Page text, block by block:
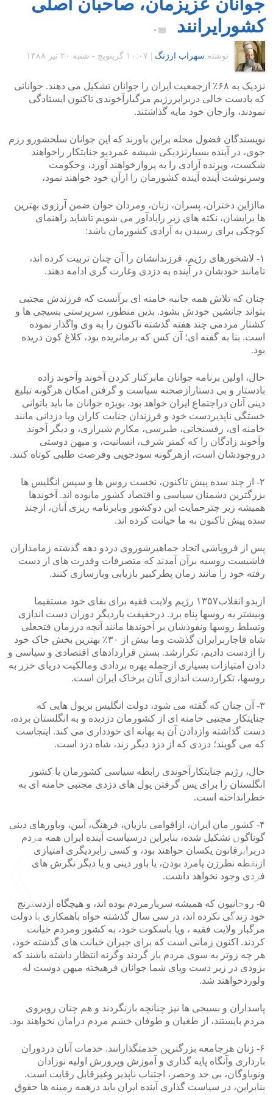
کشورایرانند
۰
نوشته سهراب ارژنگ ۱۰:۰۷ گرينويچ - شنبه ۲۰ تیر ۱۳۸۸
نزدیک به ۶۸٪ ازجمعیت ایران را جوانان تشکیل می دهند. جوانانی
که بادست خالی دربرابررژیم مرگبارآخوندی تاکنون ایستادگی
نمودند، وازجان خود مایه گذاشتند.
نویسندگان فضول محله براین باورند که این جوانان سلحشورو رزم
جوی، در آینده بسیارنزدیکی شیشه عمردیو جنایتکار راخواهند
شکست، وپرنده آزادی را به پروازخواهند آورد، وحکومت
وسرنوشت آینده آینده کشورمان را ازآن خود خواهند نمود،
ماازاین دختران، پسران، زنان، ومردان جوان ضمن آرزوی بهترین
ها برایشان، نکته های زیر رایادآور می شویم تاشاید راهنمای
کوچکی برای رسیدن به آزادی کشورمان باشد:
۱- لاشخورهای رژیم، فرزندانشان را آن چنان تربیت کرده اند،
تامانند خودشان در آینده به دزدی وغارت گری ادامه دهند.
چنان که تلاش همه جانبه خامنه ای برآنست که فرزندش مجتبی
بتواند جانشین خودش بشود. بدین منظور، سرپرستی بسیجی ها و
کشتار مردمی چند هفته گذشته تاکنون را به وی واگذار نموده
است. بنا به گفته ای؛ آن کس که برمانریده بود، کلاغ کون دریده
بود.
حال، اولین برنامه جوانان مابرکنار کردن آخوند وآخوند زاده
بادستار و بی دستارازصحنه سیاست و گرفتن امکان هرگونه تبلیغ
دینی آنان دراجتماع ایران خواهد بود. بویژه جوانان ما باید باتوانی
خستگی ناپذیردست خود و فرزندان جنایت کاران ویا دزدانی مانند
خامنه ای، رفسنجانی، طبرسی، مکارم شیرازی، و دیگر آخوند
وآخوند زادگان را که کمتر شرف، انسانیت، و میهن دوستی
دروجودشان است، ازهرگونه سودجویی وفرصت طلبی کوتاه کنند.
۲- از چند سده پیش تاکنون، نخست روس ها و سپس انگلیس ها
بزرگترین دشمنان سیاسی و اقتصاد کشور مابوده اند. آخوندها
همیشه زیر چترحمایت این دوکشور وبابرنامه ریزی آنان، ازچند
سده پیش تاکنون به ما خیانت کرده اند.
پس از فروپاشی اتحاد جماهیرشوروی دردو دهه گذشته زمامداران
فاشیست روسیه برآن آمدند که متصرفات وقدرت های از دست
رفته خود را مانند زمان پطرکبیر بازیابی وبازسازی کنند.
ازبدو انقلاب۱۳۵۷ رژیم ولایت فقیه برای بقای خود مستقیما
وبیشتر به روسها پناه برد. درحقیقت باردیگر دوران دست اندازی
وتسلط روسها ونفوذشان بر آخوندها مانند آنچه درزمان فتحعلی
شاه قاجاربرایران گذشت وما بیش از ۳۰٪ بهترین بخش خاک خود
را ازدست دادیم، تکرارشد. بستن قراردادهای اقتصادی و سیاسی و
دادن امتیازات بسیاری ازجمله بهره بردادی ومالکیت دریای خزر به
روسها، تکراردست اندازی آنان برخاک ایران است.
۳- آن چنان که گفته می شود، دولت انگلیس برپول هایی که
جنایتکار مجتبی خامنه ای از کشورمان دزدیده و به انگلستان برده،
دست گذاشته وازدادن آن به بهانه ای خودداری می کند. اینجاست
که می گویند؛ دزدی که از دزد دیگر زند، شاه دزد است.
حال، رژیم جنایتکارآخوندی رابطه سیاسی کشورمان با کشور
انگلستان را برای پس گرفتن پول های دزدی مجتبی خامنه ای به
خطرانداخته است.
۴- کشور مان ایران، ازاقوامی بازبان، فرهنگ، آیین، وباورهای دینی
گوناگون تشکیل شده، بنابراین درسیاست آینده ایران همه مردم
دربرابرقانون یکسان خواهند بود، و کسی رابردیگری امتیازی
ازنقطه نظرزن یامرد بودن، یا باور دینی و یا دیگر نگرش های
فردی وجود نخواهد داشت.
۵- روحانیون که همیشه سربارمردم بوده اند، و هیچگاه ازدسترنج
خود زندگی نکرده اند، در سی سال گذشته خواه باهمکاری با دولت
مرگبار ولایت فقیه ، ویا باسکوت خود، به کشور ومردم خیانت
کردند. اکنون زمانی است که برای جبران خیانت های گذشته خود،
هر چه زوتر به سوی مردم باز گردند وگرنه انتظار داشته باشند که
بزودی در زیر دست وپای شما جوانان فرهیخته میهن دوست له
ولوردخواهند شد.
پاسداران و بسیجی ها نیز چنانچه بازنگردند و هم چنان روبروی
مردم بایستند، از طغیان و طوفان خشم مردم درامان نخواهند بود.
۶- زنان هرجامعه بزرگترین خدمتگذارانند. خدمات آنان دردوران
بارداری وآنگاه پایه گذاری و آموزش وپرورش اولیه نوزادان
ونوباوگان، بی حد وحصر، اجتناب ناپذیر وغیرقابل رقابت است.
بنابراین، در سیاست گذاری آینده ایران باید درهمه زمینه ها حقوق
<
>